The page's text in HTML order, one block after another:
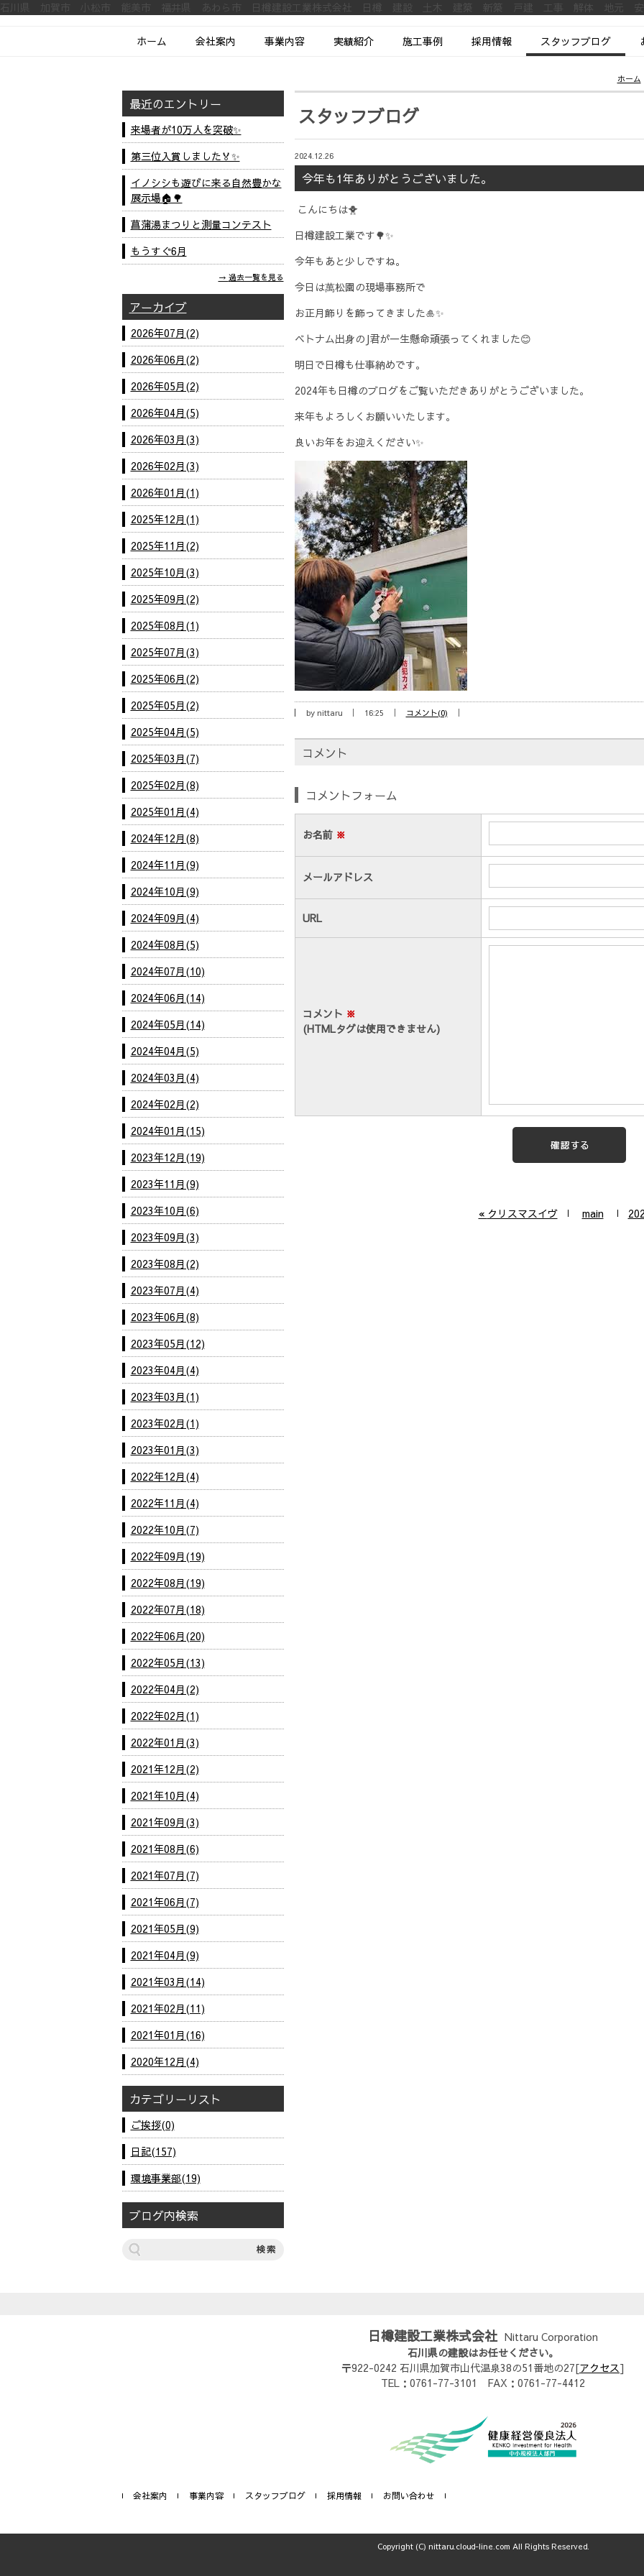
石川県 加賀市 小松市 能美市 福井県 あわら市 日樽建設工業株式会社 日樽 建設 土木 建築 新築 戸建 工事 解体 地元
ホーム 会社案内 事業内容 実績紹介 施工事例 採用情報 スタッフブログ
ホーム
スタッフブログ
2024.12.26
今年も1年ありがとうございました。
こんにちは🐥
日樽建設工業です🌳✨
今年もあと少しですね。
今日は萬松園の現場事務所で
お正月飾りを飾ってきました🎍✨
ベトナム出身のJ君が一生懸命頑張ってくれました😊
明日で日樽も仕事納めです。
2024年も日樽のブログをご覧いただきありがとうございました。
来年もよろしくお願いいたします。
良いお年をお迎えください✨
by nittaru 16:25 コメント(0)
コメント
コメントフォーム
お名前 ※
メールアドレス
URL
コメント ※
(HTMLタグは使用できません)
« クリスマスイヴ main
最近のエントリー
来場者が10万人を突破✨
第三位入賞しました🏅✨
イノシシも遊びに来る自然豊かな
展示場🏠🌳
菖蒲湯まつりと測量コンテスト
もうすぐ6月
過去一覧を見る
アーカイブ
2026年07月(2)
2026年06月(2)
2026年05月(2)
2026年04月(5)
2026年03月(3)
2026年02月(3)
2026年01月(1)
2025年12月(1)
2025年11月(2)
2025年10月(3)
2025年09月(2)
2025年08月(1)
2025年07月(3)
2025年06月(2)
2025年05月(2)
2025年04月(5)
2025年03月(7)
2025年02月(8)
2025年01月(4)
2024年12月(8)
2024年11月(9)
2024年10月(9)
2024年09月(4)
2024年08月(5)
2024年07月(10)
2024年06月(14)
2024年05月(14)
2024年04月(5)
2024年03月(4)
2024年02月(2)
2024年01月(15)
2023年12月(19)
2023年11月(9)
2023年10月(6)
2023年09月(3)
2023年08月(2)
2023年07月(4)
2023年06月(8)
2023年05月(12)
2023年04月(4)
2023年03月(1)
2023年02月(1)
2023年01月(3)
2022年12月(4)
2022年11月(4)
2022年10月(7)
2022年09月(19)
2022年08月(19)
2022年07月(18)
2022年06月(20)
2022年05月(13)
2022年04月(2)
2022年02月(1)
2022年01月(3)
2021年12月(2)
2021年10月(4)
2021年09月(3)
2021年08月(6)
2021年07月(7)
2021年06月(7)
2021年05月(9)
2021年04月(9)
2021年03月(14)
2021年02月(11)
2021年01月(16)
2020年12月(4)
カテゴリーリスト
ご挨拶(0)
日記(157)
環境事業部(19)
ブログ内検索
日樽建設工業株式会社 Nittaru Corporation
石川県の建設はお任せください。
〒922-0242 石川県加賀市山代温泉38の51番地の27[アクセス]
TEL：0761-77-3101 FAX：0761-77-4412
会社案内 事業内容 スタッフブログ 採用情報 お問い合わせ
Copyright (C) nittaru.cloud-line.com All Rights Reserved.